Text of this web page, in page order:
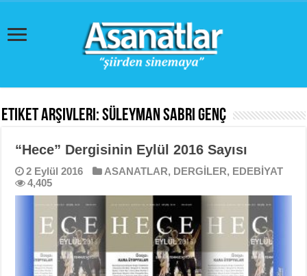
Etiket Arşivleri:Süleyman Sabri Genç
“Hece” Dergisinin Eylül 2016 Sayısı
2 Eylül 2016 ASANATLAR, DERGİLER, EDEBİYAT
4,405